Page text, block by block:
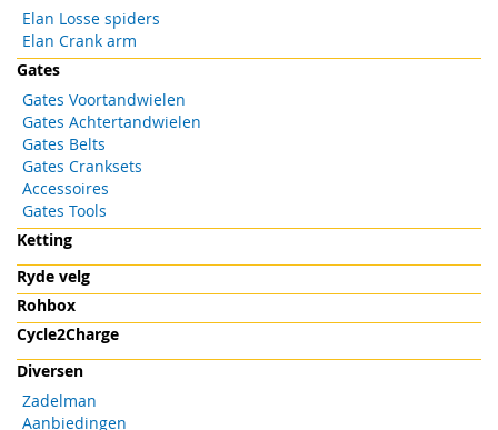
Elan Losse spiders
Elan Crank arm
Gates
Gates Voortandwielen
Gates Achtertandwielen
Gates Belts
Gates Cranksets
Accessoires
Gates Tools
Ketting
Ryde velg
Rohbox
Cycle2Charge
Diversen
Zadelman
Aanbiedingen